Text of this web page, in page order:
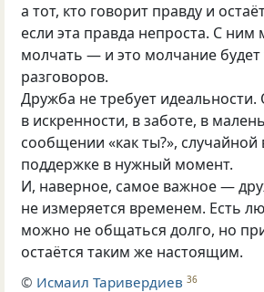
а тот, кто говорит правду и
если эта правда непроста. С
молчать — и это молчание
разговоров.
Дружба не требует
в искренности, в заботе, в
сообщении «как ты?», случайной
поддержке в нужный момент.
И, наверное, самое важное —
не измеряется временем. Есть
можно не общаться долго, но
остаётся таким же настоящим.
© Исмаил Таривердиев 36